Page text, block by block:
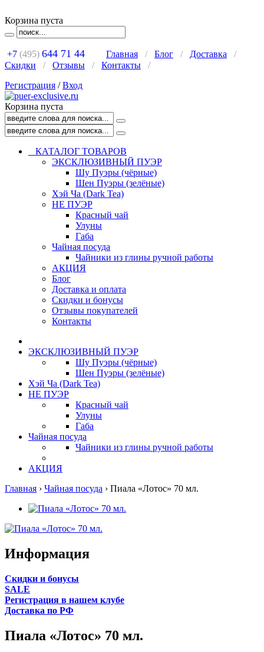
Корзина пуста
+7 (495) 644 71 44 Главная / Блог / Доставка
/
Скидки
/ Отзывы / Контакты
/
Регистрация /Вход
Корзина пуста
КАТАЛОГ ТОВАРОВ
ЭКСКЛЮЗИВНЫЙ ПУЭР
Шу Пуэры (чёрные)
Шен Пуэры (зелёные)
Хэй Ча (Dark Tea)
НЕ ПУЭР
Красный чай
Улуны
Габа
Чайная посуда
Чайники из глины ручной работы
АКЦИЯ
Блог
Доставка и оплата
Скидки и бонусы
Отзывы покупателей
Контакты
ЭКСКЛЮЗИВНЫЙ ПУЭР
Шу Пуэры (чёрные)
Шен Пуэры (зелёные)
Хэй Ча (Dark Tea)
НЕ ПУЭР
Красный чай
Улуны
Габа
Чайная посуда
Чайники из глины ручной работы
АКЦИЯ
Главная › Чайная посуда › Пиала «Лотос» 70 мл.
Информация
Cкидки и бонусы
SALE
Регистрация в нашем клубе
Доставка по РФ
Пиала «Лотос» 70 мл.